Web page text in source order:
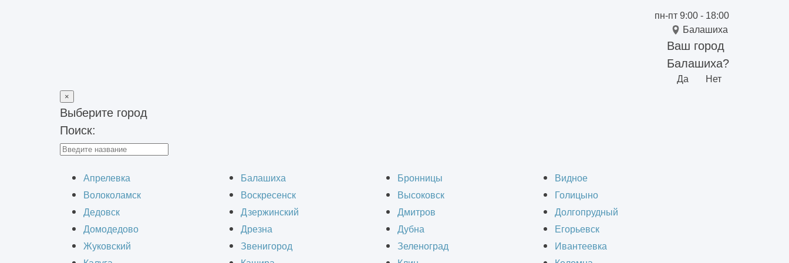
пн-пт 9:00 - 18:00
Балашиха
Ваш город
Балашиха?
Да Нет
×
Выберите город
Поиск:
Апрелевка Балашиха Бронницы
Видное
Волоколамск
Воскресенск Высоковск
Голицыно
Дедовск
Дзержинский Дмитров
Долгопрудный
Домодедово
Дрезна Дубна
Егорьевск
Жуковский
Звенигород Зеленоград
Ивантеевка
Главная>Строительно-монтажные работы
Капитальный ремонт котельных в Балашихе